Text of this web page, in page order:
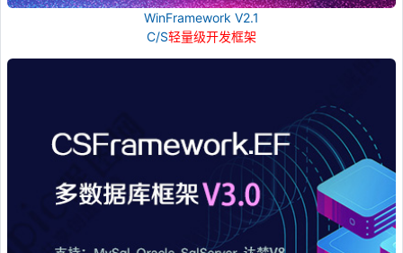
WinFramework V2.1
C/S轻量级开发框架